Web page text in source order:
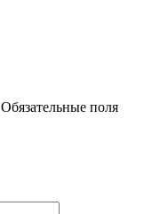
Обязательные поля